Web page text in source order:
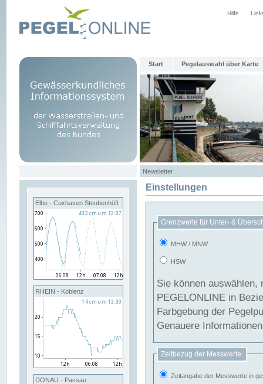
Hilfe
Start Pegelauswahl über Karte
Newsletter
Elbe - Cuxhaven Steubenhöft
RHEIN - Koblenz
DONAU - Passau
Einstellungen
Grenzwerte für Unter- &
MHW / MNW
HSW
Sie können
PEGELONLINE in Beziehung
Farbgebung der
Genauere
Zeitbezug der Messwerte:
Zeitangabe der Messwerte in